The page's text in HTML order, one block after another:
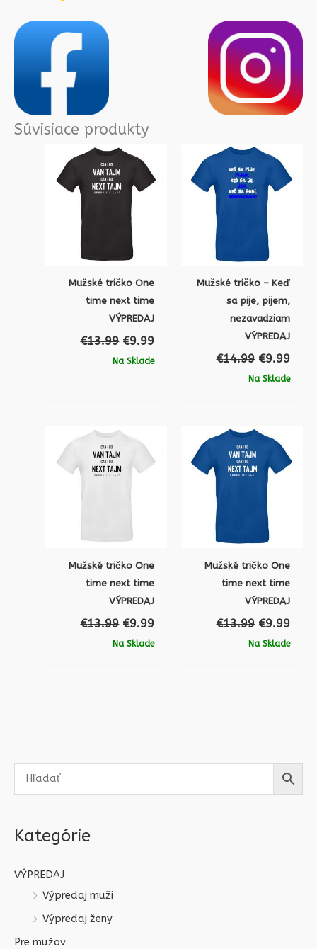
Kategórie
VÝPREDAJ
Výpredaj muži
Výpredaj ženy
Pre mužov
Súvisiace produkty
Mužské tričko One
time next time
VÝPREDAJ
€13.99
Pôvodná
cena
€13.99.
€9.99
je:
Na Sklade
Mužské tričko – Keď
sa pije, pijem,
nezavadziam
VÝPREDAJ
€14.99
Pôvodná
cena
€14.99.
€9.99
je:
Na Sklade
Mužské tričko One
time next time
VÝPREDAJ
€13.99
Pôvodná
cena
€13.99.
€9.99
je:
Na Sklade
Mužské tričko One
time next time
VÝPREDAJ
€13.99
Pôvodná
cena
€13.99.
€9.99
je:
Na Sklade